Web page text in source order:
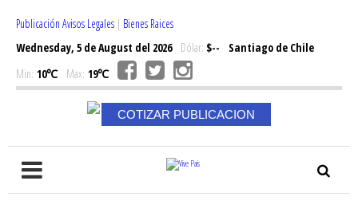
Publicación Avisos Legales | Bienes Raices
Wednesday, 5 de August del 2026Dólar: $--
Santiago de Chile
Min: 10℃ Max: 19℃
COTIZAR PUBLICACION